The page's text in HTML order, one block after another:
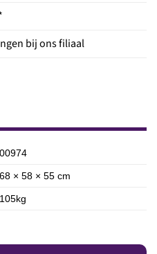
bij ons filiaal
00974
68 × 58 × 55 cm
105kg